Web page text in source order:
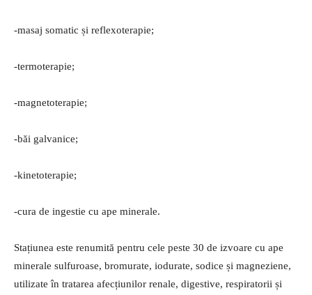
-masaj somatic și reflexoterapie;
-termoterapie;
-magnetoterapie;
-băi galvanice;
-kinetoterapie;
-cura de ingestie cu ape minerale.
Stațiunea este renumită pentru cele peste 30 de izvoare cu ape
minerale sulfuroase, bromurate, iodurate, sodice și magneziene,
utilizate în tratarea afecțiunilor renale, digestive, respiratorii și